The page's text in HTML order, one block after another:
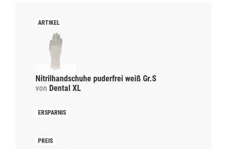
Nitrilhandschuhe puderfrei weiß Gr.S
von Dental XL